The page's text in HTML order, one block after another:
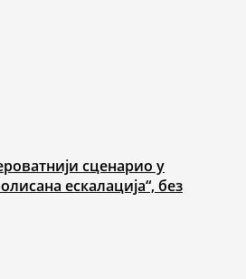
сценарио у
ескалација“, без